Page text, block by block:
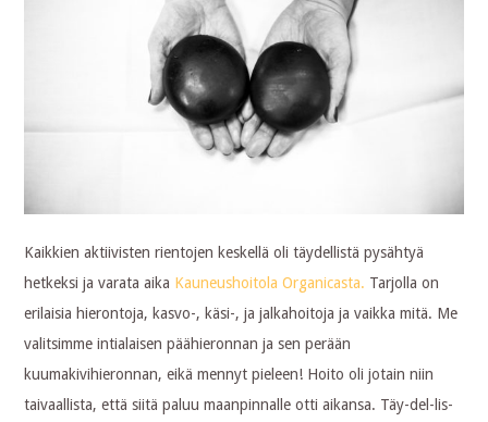
Kaikkien aktiivisten rientojen keskellä oli täydellistä pysähtyä
hetkeksi ja varata aika Kauneushoitola Organicasta. Tarjolla on
erilaisia hierontoja, kasvo-, käsi-, ja jalkahoitoja ja vaikka mitä. Me
valitsimme intialaisen päähieronnan ja sen perään
kuumakivihieronnan, eikä mennyt pieleen! Hoito oli jotain niin
taivaallista, että siitä paluu maanpinnalle otti aikansa. Täy-del-lis-